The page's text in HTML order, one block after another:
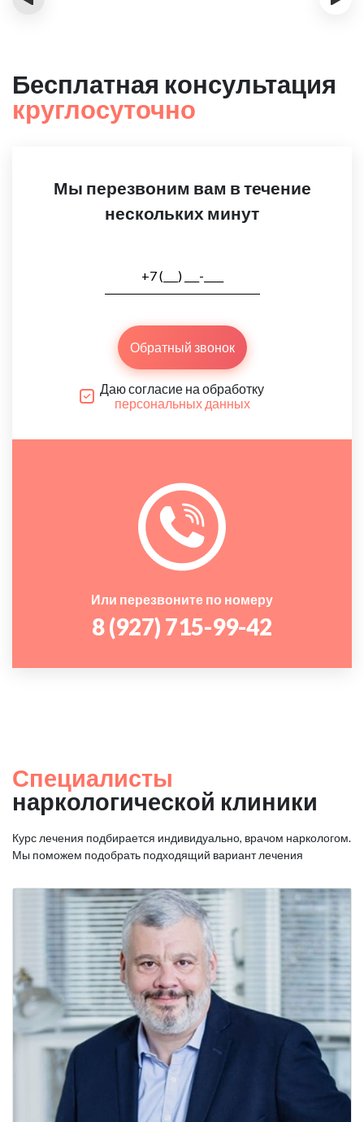
Бесплатная консультация
круглосуточно
Мы перезвоним вам в течение
нескольких минут
Обратный звонок
Даю согласие на обработку
персональных данных
Или перезвоните по номеру
8 (927) 715-99-42
Специалисты
наркологической клиники
Курс лечения подбирается индивидуально, врачом наркологом.
Мы поможем подобрать подходящий вариант лечения